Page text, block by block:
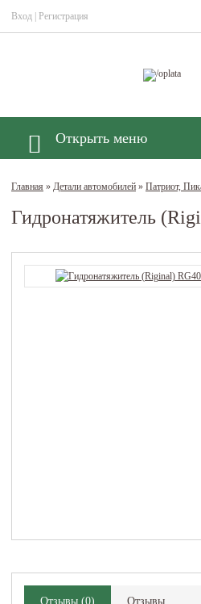
Вход Регистрация
Открыть меню
Главная » Детали автомобилей » Патриот,
Гидронатяжитель
Отзывы (0) Отзывы